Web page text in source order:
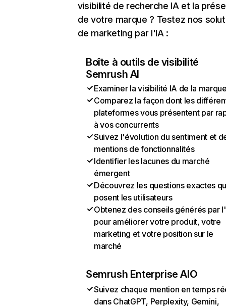
visibilité de recherche IA et la
de votre marque ? Testez nos
de marketing par l'IA :
Boîte à outils de visibilité
Semrush AI
Examiner la visibilité IA de la
Comparez la façon dont les
plateformes vous présentent par
à vos concurrents
Suivez l'évolution du sentiment et
mentions de fonctionnalités
Identifier les lacunes du marché
émergent
Découvrez les questions exactes
posent les utilisateurs
Obtenez des conseils générés par
pour améliorer votre produit, votre
marketing et votre position sur le
marché
Semrush Enterprise AIO
Suivez chaque mention en temps
dans ChatGPT, Perplexity, Gemini,